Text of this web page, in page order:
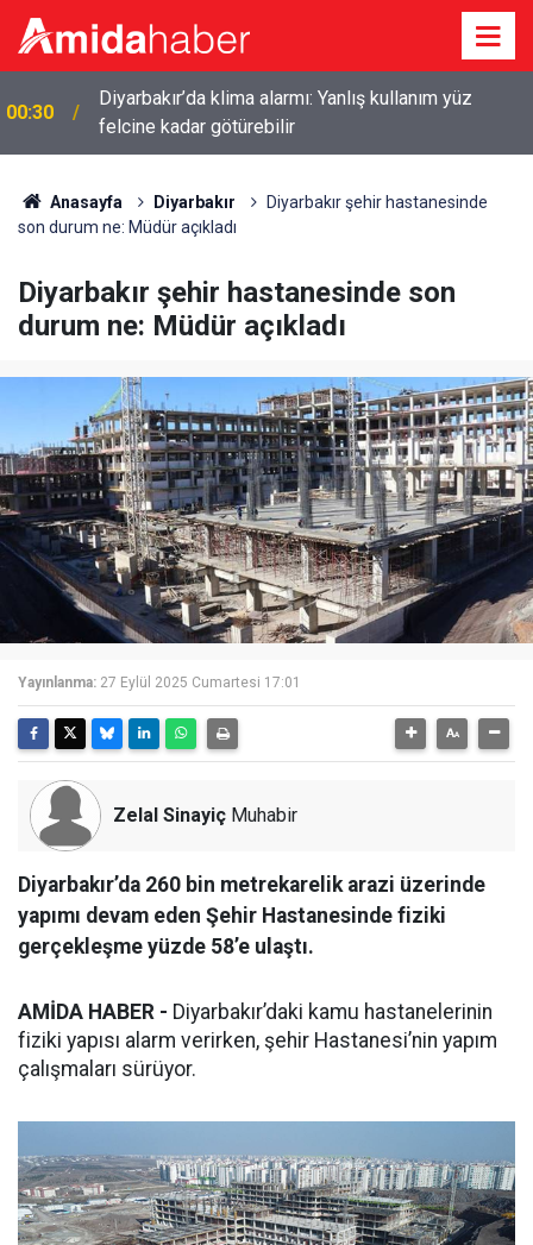
23:32 Diyanet’ten çözüm sürecine ‘kardeşlik’ mesajı
Anasayfa Diyarbakır
Diyarbakır şehir hastanesinde
son durum ne: Müdür açıkladı
Diyarbakır şehir hastanesinde son
durum ne: Müdür açıkladı
Yayınlanma: 27 Eylül 2025 Cumartesi 17:01
Zelal Sinayiç Muhabir
Diyarbakır’da 260 bin metrekarelik arazi üzerinde
yapımı devam eden Şehir Hastanesinde fiziki
gerçekleşme yüzde 58’e ulaştı.
AMİDA HABER - Diyarbakır’daki kamu hastanelerinin
fiziki yapısı alarm verirken, şehir Hastanesi’nin yapım
çalışmaları sürüyor.